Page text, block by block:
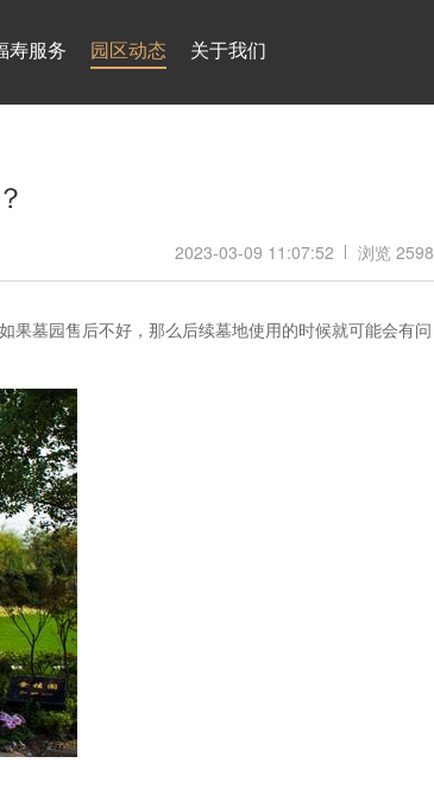
寿服务 园区动态 关于我们
2023-03-09 11:07:52 浏览 2598
果墓园售后不好，那么后续墓地使用的时候就可能会有问